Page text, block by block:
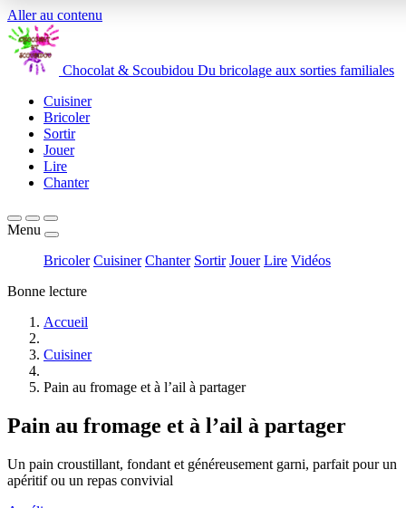
Aller au contenu
Chocolat & Scoubidou Du bricolage aux sorties familiales
Cuisiner
Bricoler
Sortir
Jouer
Lire
Chanter
Menu
Bricoler Cuisiner Chanter Sortir Jouer Lire Vidéos
Bonne lecture
Accueil
Cuisiner
Pain au fromage et à l’ail à partager
Pain au fromage et à l’ail à partager
Un pain croustillant, fondant et généreusement garni, parfait pour un
apéritif ou un repas convivial